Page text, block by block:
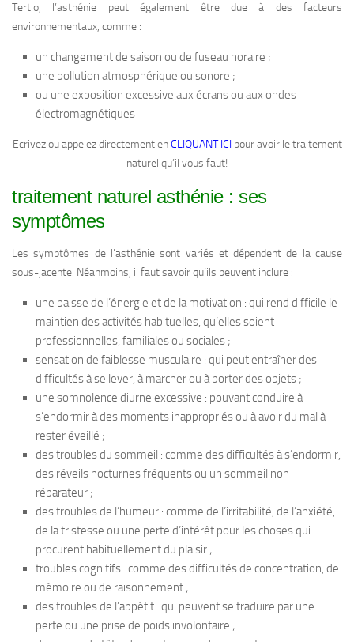
Tertio, l’asthénie peut également être due à des facteurs
environnementaux, comme :
un changement de saison ou de fuseau horaire ;
une pollution atmosphérique ou sonore ;
ou une exposition excessive aux écrans ou aux ondes
électromagnétiques
Ecrivez ou appelez directement enCLIQUANT ICI pour avoir le traitement
naturel qu’il vous faut!
traitement naturel asthénie : ses
symptômes
Les symptômes de l’asthénie sont variés et dépendent de la cause
sous-jacente. Néanmoins, il faut savoir qu’ils peuvent inclure :
une baisse de l’énergie et de la motivation : qui rend difficile le
maintien des activités habituelles, qu’elles soient
professionnelles, familiales ou sociales ;
sensation de faiblesse musculaire : qui peut entraîner des
difficultés à se lever, à marcher ou à porter des objets ;
une somnolence diurne excessive : pouvant conduire à
s’endormir à des moments inappropriés ou à avoir du mal à
rester éveillé ;
des troubles du sommeil : comme des difficultés à s’endormir,
des réveils nocturnes fréquents ou un sommeil non
réparateur ;
des troubles de l’humeur : comme de l’irritabilité, de l’anxiété,
de la tristesse ou une perte d’intérêt pour les choses qui
procurent habituellement du plaisir ;
troubles cognitifs : comme des difficultés de concentration, de
mémoire ou de raisonnement ;
des troubles de l’appétit : qui peuvent se traduire par une
perte ou une prise de poids involontaire ;